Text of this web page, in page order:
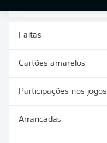
Faltas
Cartões amarelos
Participações nos jogos
Arrancadas